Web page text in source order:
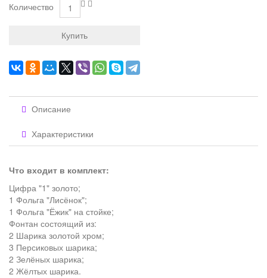
Количество
Купить
Описание
Характеристики
Что входит в комплект:
Цифра "1" золото;
1 Фольга "Лисёнок";
1 Фольга "Ёжик" на стойке;
Фонтан состоящий из:
2 Шарика золотой хром;
3 Персиковых шарика;
2 Зелёных шарика;
2 Жёлтых шарика.